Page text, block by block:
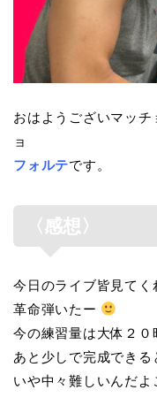
おはようございマッ
ョ
フォルテです。
〈感想〉
今日のライブ皆見てく
革命弾いたー
今の練習量は大体２０
あと少しで完成できる
いや中々難しいんだよ